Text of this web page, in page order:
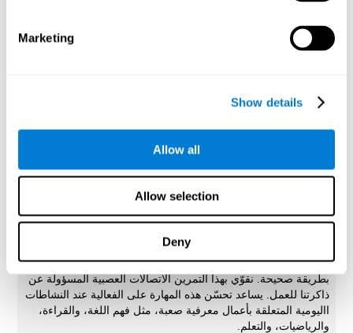
Marketing
Show details
Allow all
Allow selection
Deny
المتنوّرة. ننشّط بممارسة هذا اللععب الاتصالات الدماغية المتعلقة
بأنواع الذاكرة المختلفة. يساعد هذا التمرين على حفظ المعلومات
الرموز الموحد
علينا أن نتذكّر المحفزات الظاهرة من قبل. ننشّط بهذا التمريين
الدوائر العصبية للذاكرة ونقوّيها. تساعد تقوية الاتصالات على
الشتراء.
هدف هذا اللعب للذاكرة هو تحدّي قدرتنا على حفظ المعلومات
واستخدامها. علينا أن نحفظ الأرقام المختلفة في الشاشة ونحسب
بطريقة صحيحة. نقوّي بهذا التمرين الاتصالات العصبية المسؤولة عن
ذاكرتنا للعمل. يساعد تحسّن هذه المهارة على الفعالية عند النشاطات
االيومية المتعلقة بأعمال معرفية صعبة، مثل فهم اللغة، والقراءة،
والرياضيات، والتعلم.